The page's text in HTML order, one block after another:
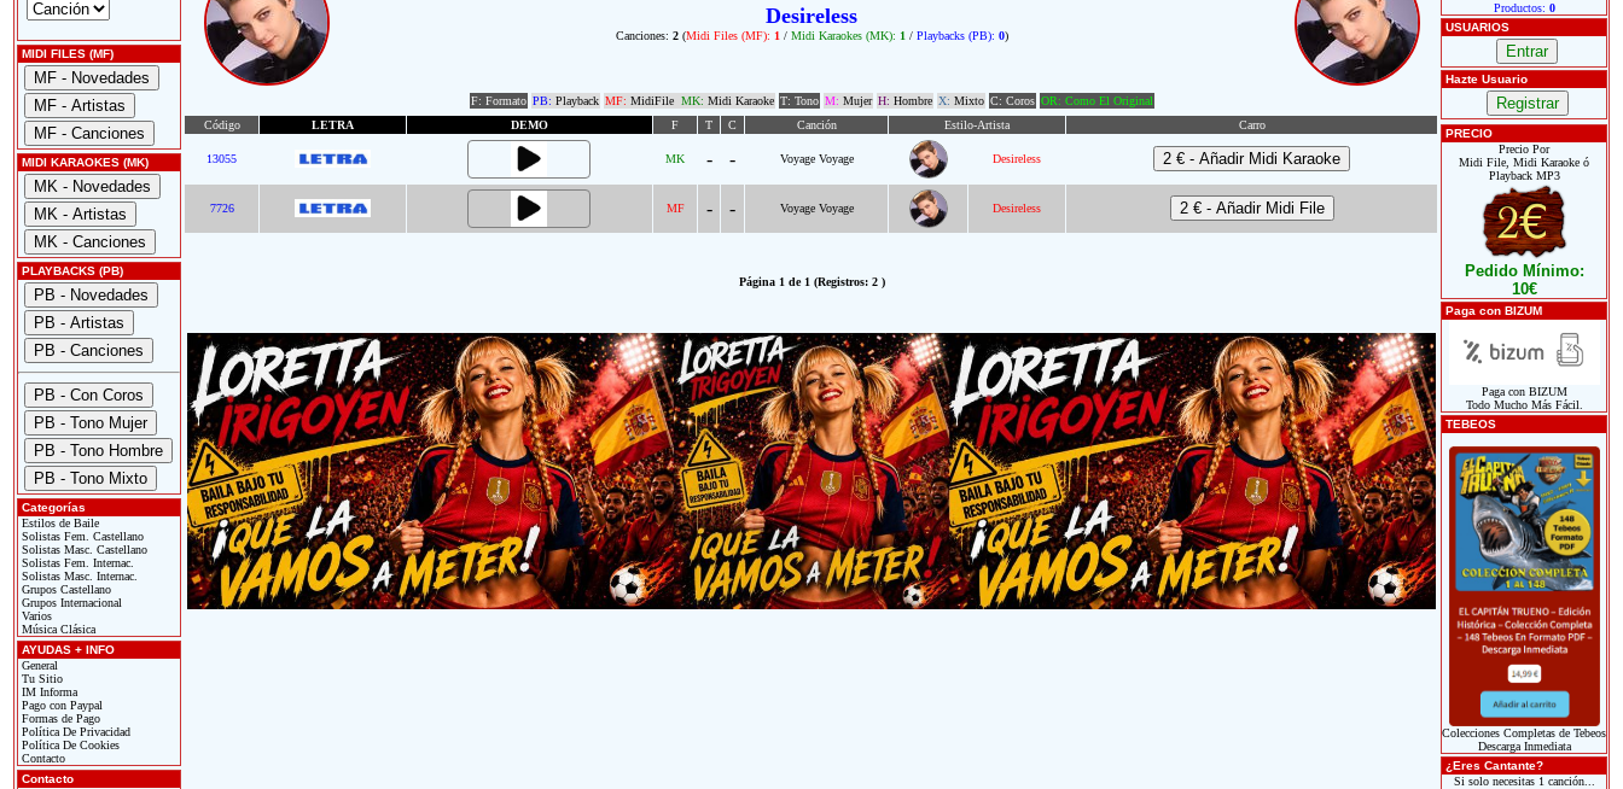
MIDI FILES (MF)
MIDI KARAOKES (MK)
PLAYBACKS (PB)
Categorías
Estilos de Baile
Solistas Fem. Castellano
Solistas Masc. Castellano
Solistas Fem. Internac.
Solistas Masc. Internac.
Grupos Castellano
Grupos Internacional
Varios
Música Clásica
AYUDAS + INFO
General
Tu Sitio
IM Informa
Pago con Paypal
Formas de Pago
Política De Privacidad
Política De Cookies
Contacto
Contacto
Desireless
Canciones: 2(Midi Files (MF): 1 /Midi Karaokes (MK): 1 / Playbacks (PB): 0)
F: Formato PB: Playback MF: MidiFile MK: Midi Karaoke T: Tono M: Mujer H: Hombre X: Mixto C: Coros OR: Como El Original
Código
LETRA DEMO F T C Canción Estilo-Artista Carro
13055 MK - - Voyage Voyage Desireless
7726 MF - - Voyage Voyage Desireless
Página 1 de 1 (Registros: 2 )
Productos: 0
USUARIOS
Hazte Usuario
PRECIO
Precio Por
Midi File, Midi Karaoke ó
Playback MP3
Pedido Mínimo:
10€
Paga con BIZUM
Paga con BIZUM
Todo Mucho Más Fácil.
TEBEOS
Colecciones Completas de Tebeos
Descarga Inmediata
¿Eres Cantante?
Si solo necesitas 1 canción...